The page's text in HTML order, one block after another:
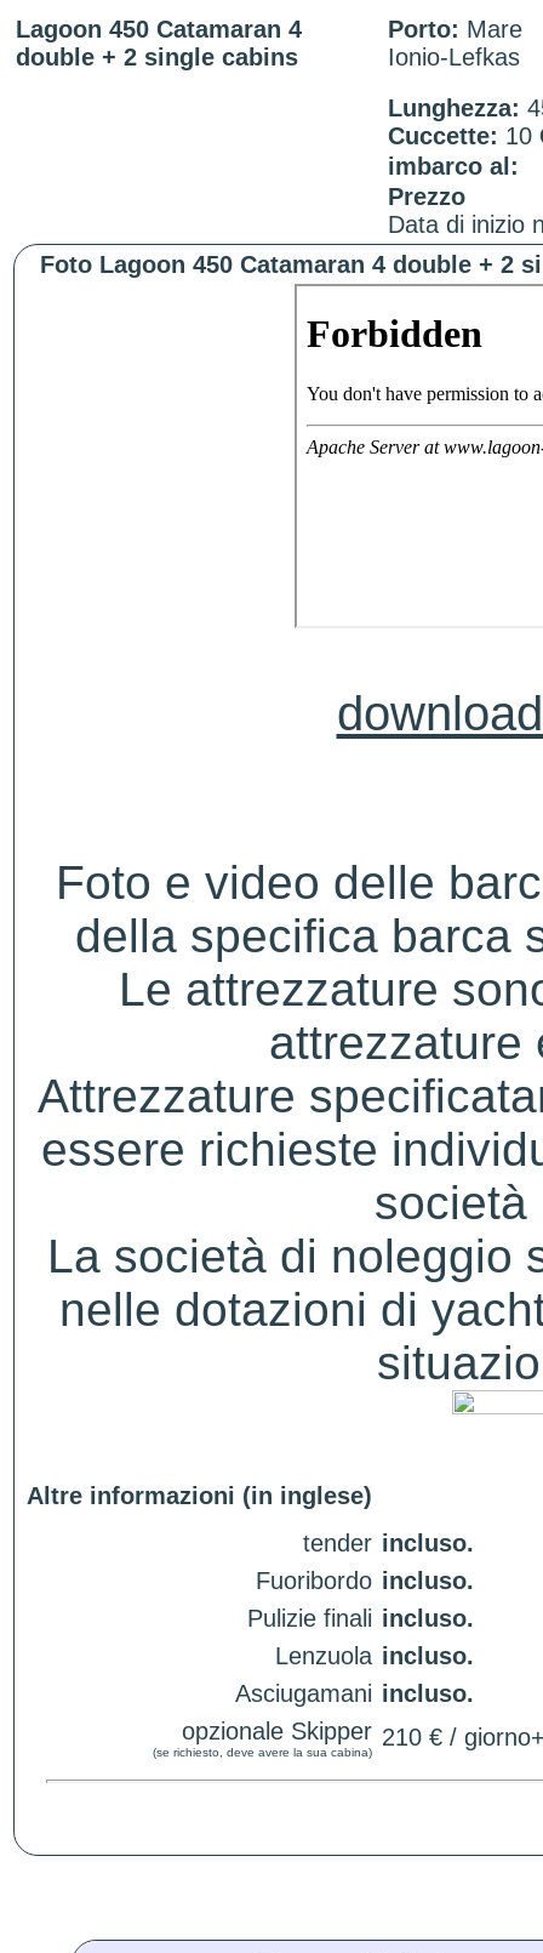
Lagoon 450 Catamaran 4
double + 2 single cabins
Porto: Mare
Ionio-Lefkas
Lunghezza:
Cuccette: 10
imbarco al:
Prezzo
Data di inizio
Foto Lagoon 450 Catamaran 4 double + 2
Foto e video delle
della specifica barca
Le attrezzature
attrezzature
Attrezzature
essere richieste
società
La società di noleggio
nelle dotazioni di
Altre informazioni (in inglese)
tender incluso.
Fuoribordo incluso.
Pulizie finali incluso.
Lenzuola incluso.
Asciugamani incluso.
opzionale Skipper
(se richiesto, deve avere la sua cabina)
210 € /